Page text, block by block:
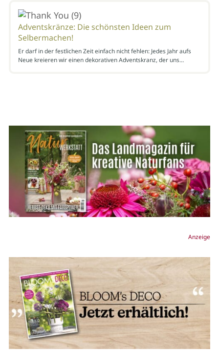
Adventskränze: Die schönsten Ideen zum
Selbermachen!
Er darf in der festlichen Zeit einfach nicht fehlen: Jedes Jahr aufs
Neue kreieren wir einen dekorativen Adventskranz, der uns…
Anzeige